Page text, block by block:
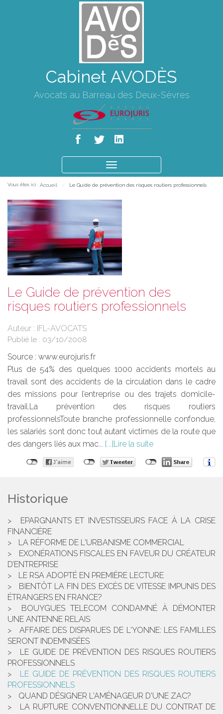
Cabinet AVODÈS
Avocats au Barreau des Deux-Sèvres
le
Vous êtes ici : Accueil Le Guide de prévention des risques routiers professionnels
Le Guide de prévention des
risques routiers professionnels
Auteur : IFL-AVOCATS
Publié le : 03/10/2008
Source : www.eurojuris.fr
Plus de 54% des quelques 1000 accidents mortels au
travail sont des accidents de la circulation dans le cadre
des missions pour l’entreprise ou des trajets domicile-
travail.La prévention des risques routiers
professionnelsToute branche professionnelle confondue,
les salariés sont donc tout autant victimes de la route que
des dangers liés aux mac...
Lire la suite
Historique
EPARGNANTS ET INVESTISSEURS FACE À LA CRISE
FINANCIÈRE
LA RÉFORME DE L'URBANISME COMMERCIAL
EXONÉRATIONS FISCALES EN FAVEUR DU CRÉATEUR
D’ENTREPRISE
LE RSA ADOPTÉ EN PREMIÈRE LECTURE
BIENTÔT LA FIN DES EXCÈS DE VITESSE IMPUNIS DES
ÉTRANGERS EN FRANCE?
BOUYGUES TELECOM CONDAMNÉ À DÉMONTER
UNE ANTENNE RELAIS
AFFAIRE DES DISPARUES DE L'YONNE: LES FAMILLES
SERONT INDEMNISÉES
LE GUIDE DE PRÉVENTION DES RISQUES ROUTIERS
PROFESSIONNELS
LE GUIDE DE PRÉVENTION DES RISQUES ROUTIERS
PROFESSIONNELS
QUAND DÉSIGNER L'AMÉNAGEUR D'UNE ZAC?
LA RUPTURE CONVENTIONNELLE DU CONTRAT DE